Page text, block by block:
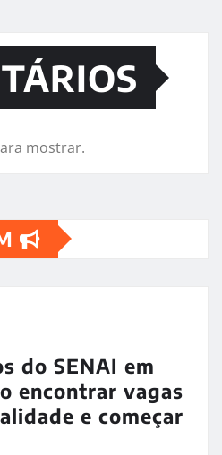
mostrar.
do SENAI em
encontrar vagas
e começar